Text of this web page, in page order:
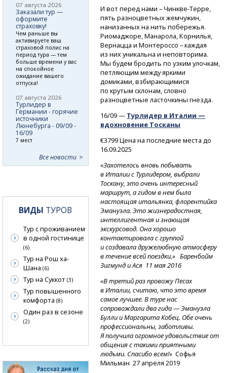
И вот перед нами– Чинкве-Терре,
пять разноцветных жемчужин,
нанизанных на нить побережья.
Риомаджоре, Манарола, Корнилья,
Вернацца и Монтероссо – каждая
из них уникальна и неповторима.
Мы будем бродить по узким улочкам,
петляющим между яркими
домиками, взбирающимися
по крутым склонам, словно
разноцветные ласточкины гнезда.
16/09 — Турлидер в Италии —
вдохновение Тосканы
€3799 Цена на последние места до
16.09.2025
«Захотелось вновь побывать
в Италии с Турлидером, выбрали
Тоскану, это очень интересный
маршрут, а гидом в нем была
настоящая итальянка, флорентийка
Эмануэла. Это жизнерадостная,
интеллигентная и знающая
экскурсовод. Она хорошо
контактировала с группой
и создавала дружелюбную атмосферу
в течение всей поездки.» Баренбойм
Зигмунд и Ася 11 мая 2016
«В третий раз провожу Песах
в Италии, считаю, что это время
самое лучшее. В туре нас
сопровождали два гида — Эмануэла
Булли и Маргарита Кобец. Обе очень
профессиональны, заботливы.
Я получила огромное удовольствие от
общения с такими приятными
людьми. Спасибо всем!» Софья
Мильман 27 апреля 2019
07 августа 2026
Заказали тур —
оформите
страховку!
Чем раньше вы
активируете ваш
страховой полис на
период тура — тем
больше времени у вас
на спокойное
ожидание вашего
отпуска!
07 августа 2026
Турлидер в
Германии - горячие
источники
Люнебурга - 09/09 -
16/09
7 мест
Все новости
ВИДЫ ТУРОВ
Тур с проживанием
в одной гостинице
(6)
Тур на Рош ха-
Шана (6)
Тур на Суккот (3)
Тур повышенного
комфорта (8)
Один раз в сезоне
(2)